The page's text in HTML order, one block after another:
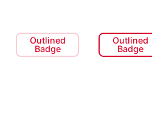
Outlined
Badge
Outlined
Badge